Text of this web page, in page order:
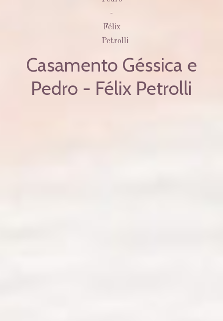
Casamento Géssica e
Pedro - Félix Petrolli